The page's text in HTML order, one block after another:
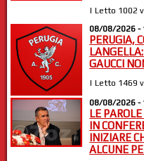
| Letto 1002
08/08/2026 -
PERUGIA,
GAUCCI
| Letto 1469
08/08/2026 -
LE
IN
INIZIARE
ALCUNE